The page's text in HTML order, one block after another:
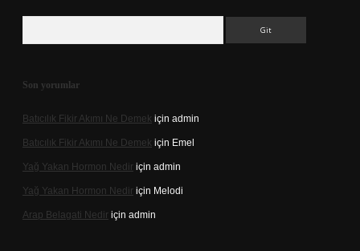
Son yorumlar
Batıcılık Fikir Akımı Ne Demek için admin
Batıcılık Fikir Akımı Ne Demek için Emel
Yağ Yakan Hormon Nedir için admin
Yağ Yakan Hormon Nedir için Melodi
Arap Belagati Nedir için admin